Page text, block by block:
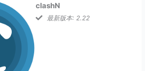
clashN
最新版本: 2.22